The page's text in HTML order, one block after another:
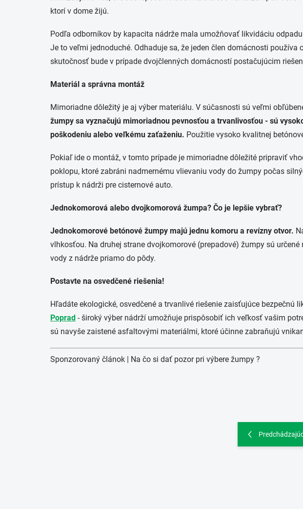
ktorí v dome žijú.
Podľa odborníkov by kapacita nádrže mala umožňovať likvidáciu
Je to veľmi jednoduché. Odhaduje sa, že jeden člen domácnosti používa
skutočnosť bude v prípade dvojčlenných domácností postačujúcim
Materiál a správna montáž
Mimoriadne dôležitý je aj výber materiálu. V súčasnosti sú veľmi
žumpy sa vyznačujú mimoriadnou pevnosťou a trvanlivosťou - sú
poškodeniu alebo veľkému zaťaženiu. Použitie vysoko kvalitnej
Pokiaľ ide o montáž, v tomto prípade je mimoriadne dôležité pripraviť
poklopu, ktoré zabráni nadmernému vlievaniu vody do žumpy počas
prístup k nádrži pre cisternové auto.
Jednokomorová alebo dvojkomorová žumpa? Čo je lepšie vybrať?
Jednokomorové betónové žumpy majú jednu komoru a revízny otvor.
vlhkosťou. Na druhej strane dvojkomorové (prepadové) žumpy sú
vody z nádrže priamo do pôdy.
Postavte na osvedčené riešenia!
Hľadáte ekologické, osvedčené a trvanlivé riešenie zaisťujúce
Poprad - široký výber nádrží umožňuje prispôsobiť ich veľkosť vašim
sú navyše zaistené asfaltovými materiálmi, ktoré účinne zabraňujú
Sponzorovaný článok | Na čo si dať pozor pri výbere žumpy ?